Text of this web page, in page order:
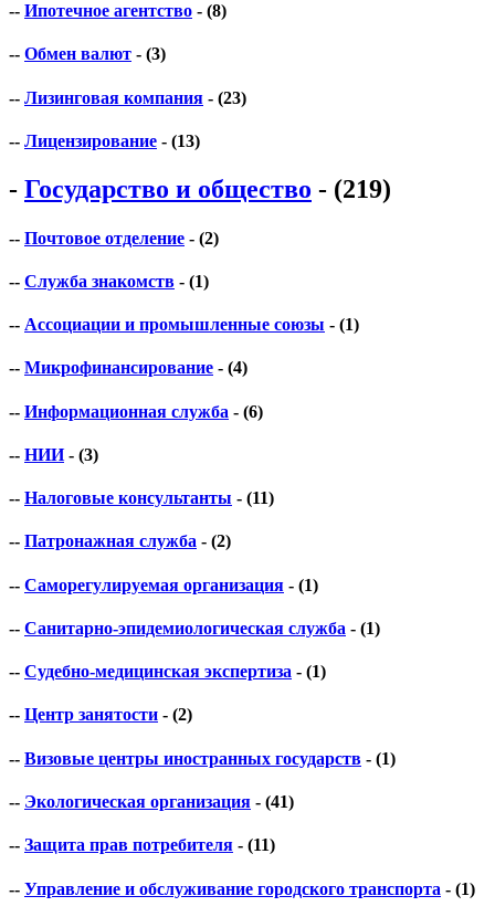
-- Ипотечное агентство - (8)
-- Обмен валют - (3)
-- Лизинговая компания - (23)
-- Лицензирование - (13)
- Государство и общество - (219)
-- Почтовое отделение - (2)
-- Служба знакомств - (1)
-- Ассоциации и промышленные союзы - (1)
-- Микрофинансирование - (4)
-- Информационная служба - (6)
-- НИИ- (3)
-- Налоговые консультанты - (11)
-- Патронажная служба - (2)
-- Саморегулируемая организация - (1)
-- Санитарно-эпидемиологическая служба - (1)
-- Судебно-медицинская экспертиза - (1)
-- Центр занятости - (2)
-- Визовые центры иностранных государств - (1)
-- Экологическая организация - (41)
-- Защита прав потребителя - (11)
-- Управление и обслуживание городского транспорта - (1)